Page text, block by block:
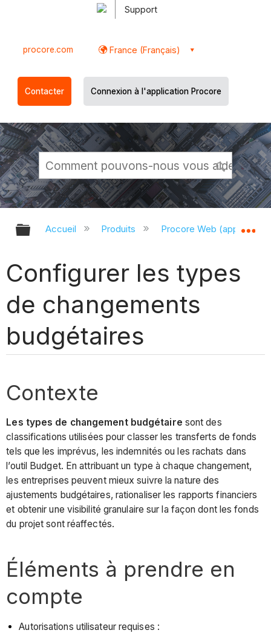
Support
procore.com France (Français)
Contacter Connexion à l'application Procore
Développer/réduire la hiérarchie
Accueil Produits Procore Web
Configurer les types
de changements
budgétaires
Contexte
Les types de changement budgétaire sont des
classifications utilisées pour classer les transferts de fonds
tels que les imprévus, les indemnités ou les rachats dans
l’outil Budget. En attribuant un type à chaque changement,
les entreprises peuvent mieux suivre la nature des
ajustements budgétaires, rationaliser les rapports financiers
et obtenir une visibilité granulaire sur la façon dont les fonds
du projet sont réaffectés.
Éléments à prendre en
compte
Autorisations utilisateur requises :